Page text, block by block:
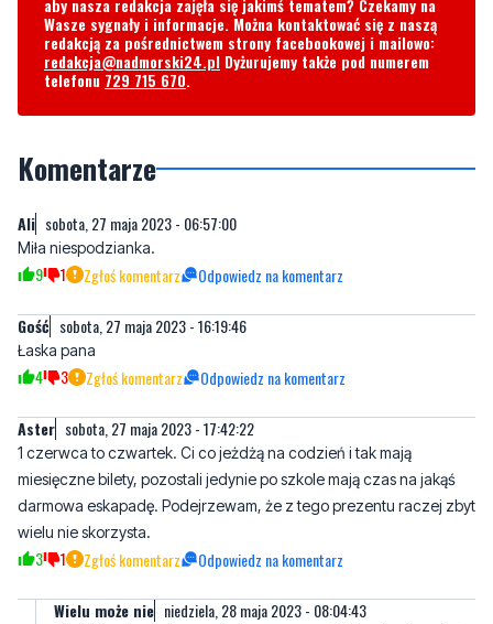
aby nasza redakcja zajęła się jakimś tematem? Czekamy na
Wasze sygnały i informacje. Można kontaktować się z naszą
redakcją za pośrednictwem strony facebookowej i mailowo:
redakcja@nadmorski24.pl Dyżurujemy także pod numerem
telefonu 729 715 670.
Komentarze
Ali sobota, 27 maja 2023 - 06:57:00
Miła niespodzianka.
9 1 Zgłoś komentarz Odpowiedz na komentarz
Gość sobota, 27 maja 2023 - 16:19:46
Łaska pana
4 3 Zgłoś komentarz Odpowiedz na komentarz
Aster sobota, 27 maja 2023 - 17:42:22
1 czerwca to czwartek. Ci co jeżdżą na codzień i tak mają
miesięczne bilety, pozostali jedynie po szkole mają czas na jakąś
darmowa eskapadę. Podejrzewam, że z tego prezentu raczej zbyt
wielu nie skorzysta.
3 1 Zgłoś komentarz Odpowiedz na komentarz
Wielu może nie niedziela, 28 maja 2023 - 08:04:43